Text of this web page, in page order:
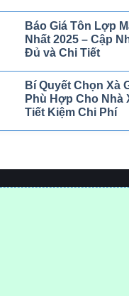
Báo Giá Tôn Lợp
Nhất 2025 – Cập
Đủ và Chi Tiết
Bí Quyết Chọn Xà
Phù Hợp Cho Nhà
Tiết Kiệm Chi Phí